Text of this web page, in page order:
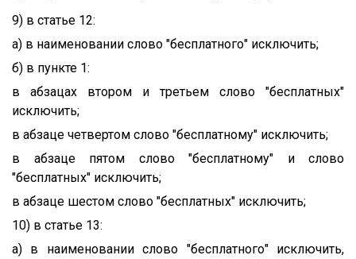
9) в статье 12:
а) в наименовании слово "бесплатного" исключить;
б) в пункте 1:
в абзацах втором и третьем слово "бесплатных"
исключить;
в абзаце четвертом слово "бесплатному" исключить;
в абзаце пятом слово "бесплатному" и слово
"бесплатных" исключить;
в абзаце шестом слово "бесплатных" исключить;
10) в статье 13:
а) в наименовании слово "бесплатного" исключить,